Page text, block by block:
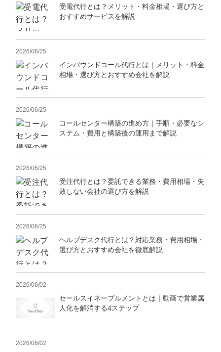
受電代行とは？メリット・料金相場・選び方と
おすすめサービスを解説
2026/06/25
インバウンドコール代行とは｜メリット・料金
相場・選び方とおすすめ会社を解説
2026/06/25
コールセンター構築の進め方｜手順・必要なシ
ステム・費用と構築後の運用まで解説
2026/06/25
受注代行とは？委託できる業務・費用相場・失
敗しない会社の選び方を解説
2026/06/25
ヘルプデスク代行とは？対応業務・費用相場・
選び方とおすすめ会社を徹底解説
2026/06/02
セールスイネーブルメントとは｜動画で営業属
人化を解消する4ステップ
2026/06/02